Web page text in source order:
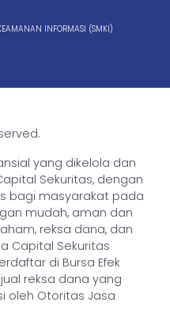
INFORMASI (SMKI)
yang dikelola dan
Sekuritas, dengan
bagi masyarakat pada
mudah, aman dan
reksa dana, dan
Capital Sekuritas
di Bursa Efek
reksa dana yang
oleh Otoritas Jasa